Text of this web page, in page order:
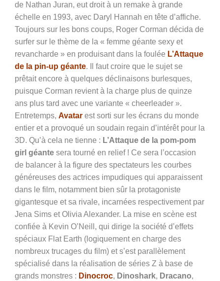
de Nathan Juran, eut droit à un remake à grande
échelle en 1993, avec Daryl Hannah en tête d’affiche.
Toujours sur les bons coups, Roger Corman décida de
surfer sur le thème de la « femme géante sexy et
revancharde » en produisant dans la foulée L’Attaque
de la pin-up géante. Il faut croire que le sujet se
prêtait encore à quelques déclinaisons burlesques,
puisque Corman revient à la charge plus de quinze
ans plus tard avec une variante « cheerleader ».
Entretemps, Avatar est sorti sur les écrans du monde
entier et a provoqué un soudain regain d’intérêt pour la
3D. Qu’à cela ne tienne : L’Attaque de la pom-pom
girl géante sera tourné en relief ! Ce sera l’occasion
de balancer à la figure des spectateurs les courbes
généreuses des actrices impudiques qui apparaissent
dans le film, notamment bien sûr la protagoniste
gigantesque et sa rivale, incarnées respectivement par
Jena Sims et Olivia Alexander. La mise en scène est
confiée à Kevin O’Neill, qui dirige la société d’effets
spéciaux Flat Earth (logiquement en charge des
nombreux trucages du film) et s’est parallèlement
spécialisé dans la réalisation de séries Z à base de
grands monstres : Dinocroc, Dinoshark, Dracano,